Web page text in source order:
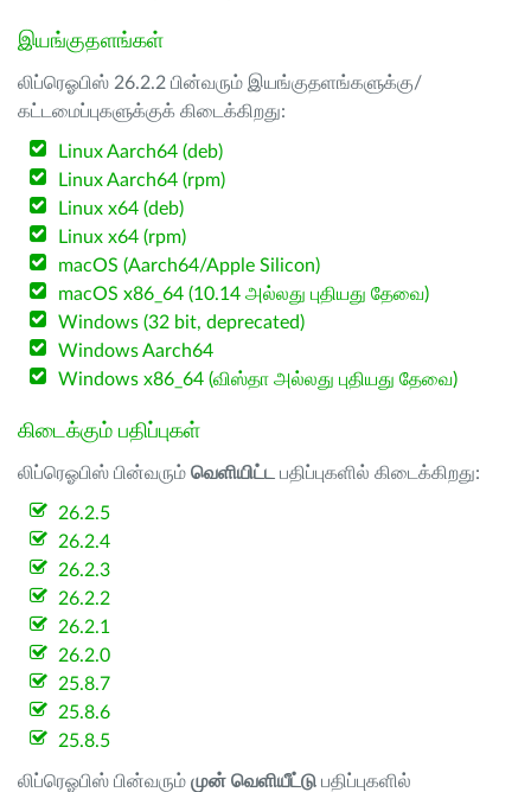
இயங்குதளங்கள்
லிப்ரெஓபிஸ் 26.2.2 பின்வரும் இயங்குதளங்களுக்கு/
கட்டமைப்புகளுக்குக் கிடைக்கிறது:
Linux Aarch64 (deb)
Linux Aarch64 (rpm)
Linux x64 (deb)
Linux x64 (rpm)
macOS (Aarch64/Apple Silicon)
macOS x86_64 (10.14 அல்லது புதியது தேவை)
Windows (32 bit, deprecated)
Windows Aarch64
Windows x86_64 (விஸ்தா அல்லது புதியது தேவை)
கிடைக்கும் பதிப்புகள்
லிப்ரெஓபிஸ் பின்வரும் வெளியிட்ட பதிப்புகளில் கிடைக்கிறது:
26.2.5
26.2.4
26.2.3
26.2.2
26.2.1
26.2.0
25.8.7
25.8.6
25.8.5
லிப்ரெஓபிஸ் பின்வரும் முன் வெளியீட்டு பதிப்புகளில்